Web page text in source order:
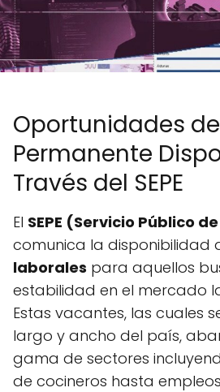
Oportunidades
Permanente
Través del SEPE
El SEPE (Servicio Público
comunica la disponibilidad
laborales para aquellos
estabilidad en el mercado
Estas vacantes, las cuales
largo y ancho del país,
gama de sectores
de cocineros hasta